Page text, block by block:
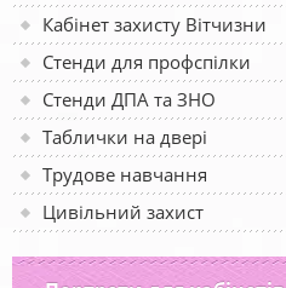
Кабінет захисту Вітчизни
Стенди для профспілки
Стенди ДПА та ЗНО
Таблички на двері
Трудове навчання
Цивільний захист